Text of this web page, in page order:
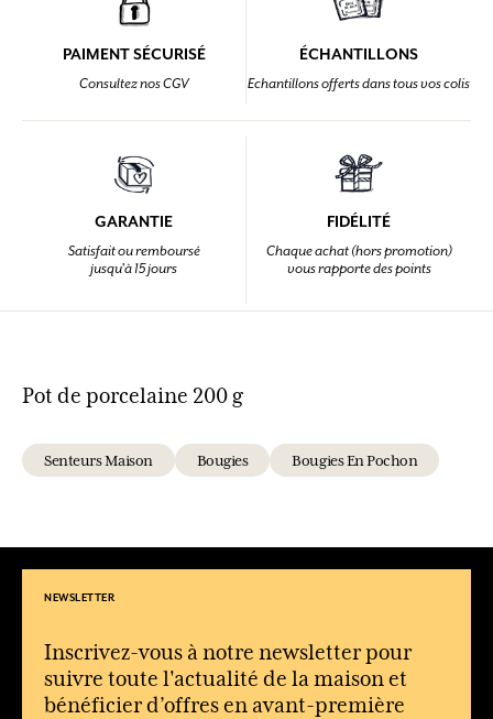
PAIMENT SÉCURISÉ
Consultez nos CGV
ÉCHANTILLONS
Echantillons offerts dans tous vos colis
GARANTIE
Satisfait ou remboursé
jusqu'à 15 jours
FIDÉLITÉ
Chaque achat (hors promotion)
vous rapporte des points
Pot de porcelaine 200 g
Senteurs Maison Bougies Bougies En Pochon
NEWSLETTER
Inscrivez-vous à notre newsletter pour
suivre toute l'actualité de la maison et
bénéficier d’offres en avant-première